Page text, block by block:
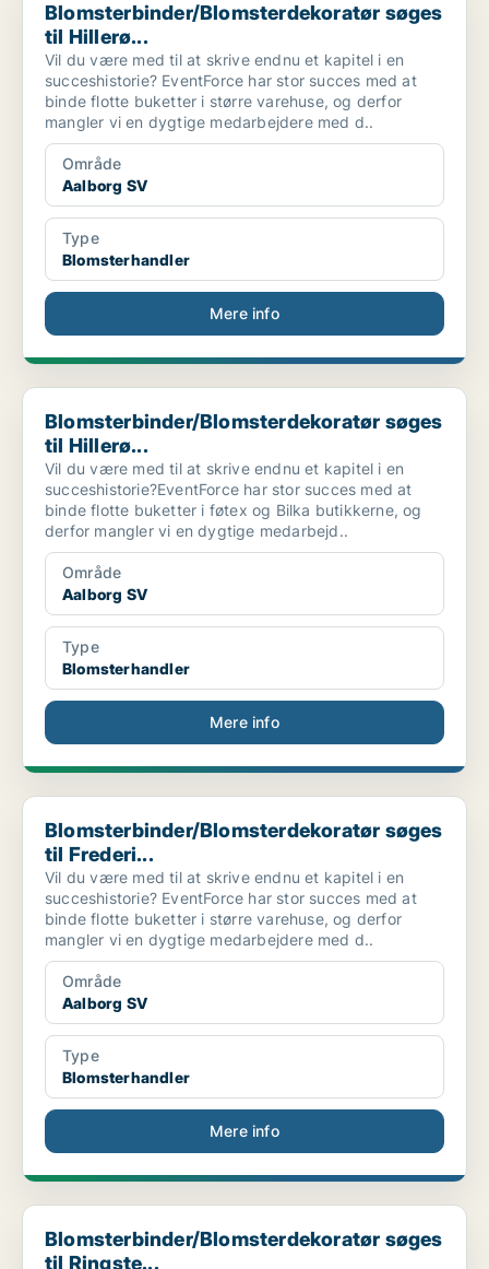
Blomsterbinder/Blomsterdekoratør søges
til Hillerø...
Vil du være med til at skrive endnu et kapitel i en
succeshistorie? EventForce har stor succes med at
binde flotte buketter i større varehuse, og derfor
mangler vi en dygtige medarbejdere med d..
Område
Aalborg SV
Type
Blomsterhandler
Mere info
Blomsterbinder/Blomsterdekoratør søges til Hillerø...
Blomsterbinder/Blomsterdekoratør søges
til Hillerø...
Vil du være med til at skrive endnu et kapitel i en
succeshistorie?EventForce har stor succes med at
binde flotte buketter i føtex og Bilka butikkerne, og
derfor mangler vi en dygtige medarbejd..
Område
Aalborg SV
Type
Blomsterhandler
Mere info
Blomsterbinder/Blomsterdekoratør søges til Frederi...
Blomsterbinder/Blomsterdekoratør søges
til Frederi...
Vil du være med til at skrive endnu et kapitel i en
succeshistorie? EventForce har stor succes med at
binde flotte buketter i større varehuse, og derfor
mangler vi en dygtige medarbejdere med d..
Område
Aalborg SV
Type
Blomsterhandler
Mere info
Blomsterbinder/Blomsterdekoratør søges til Ringste...
Blomsterbinder/Blomsterdekoratør søges
til Ringste...